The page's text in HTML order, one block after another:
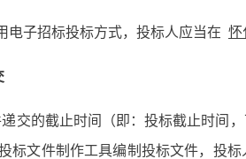
电子招标投标方式，投标人应当在 怀
交的截止时间（即：投标截止时间
标文件制作工具编制投标文件，投